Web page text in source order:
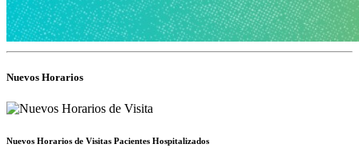
Nuevos Horarios
Nuevos Horarios de Visitas Pacientes Hospitalizados